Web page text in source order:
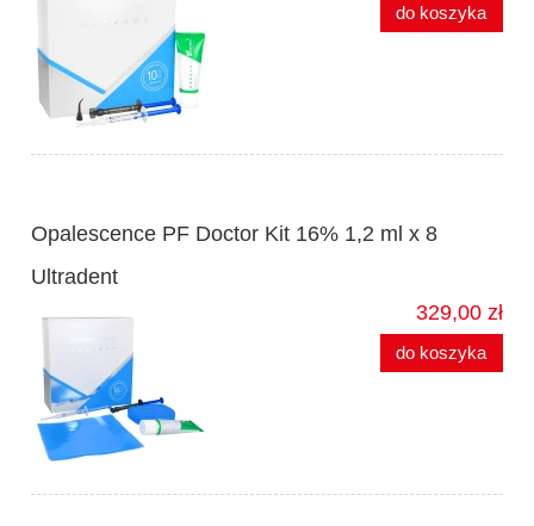
do koszyka
Opalescence PF Doctor Kit 16% 1,2 ml x 8
Ultradent
329,00 zł
do koszyka